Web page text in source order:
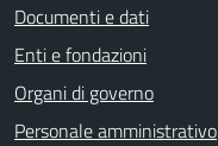
Documenti e dati
Enti e fondazioni
Organi di governo
Personale amministrativo